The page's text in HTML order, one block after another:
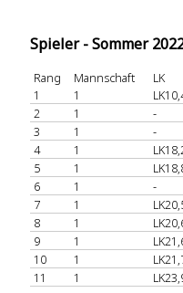
Spieler - Sommer
Rang Mannschaft
LK
1
1
2
1
-
3
1
-
4
1
5
1
6
1
-
7
1
8
1
9
1
10
1
11
1